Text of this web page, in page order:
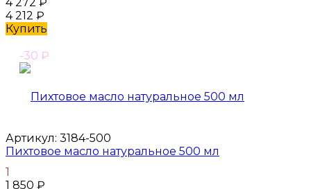
4 212 ₽
Купить
-30 ₽
Артикул: 3184-500
Пихтовое масло натуральное 500 мл
1
1 850 ₽